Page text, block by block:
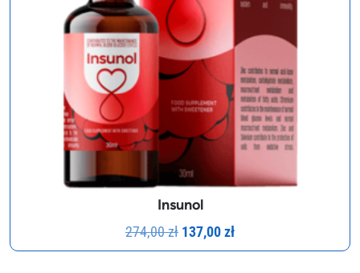
Insunol
274,00zł Pierwotna
cena
137,00złAktualna
cena